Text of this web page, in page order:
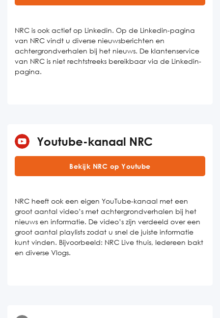
NRC is ook actief op Linkedin. Op de Linkedin-pagina
van NRC vindt u diverse nieuwsberichten en
achtergrondverhalen bij het nieuws. De klantenservice
van NRC is niet rechtstreeks bereikbaar via de Linkedin-
pagina.
Youtube-kanaal NRC
Bekijk NRC op Youtube
NRC heeft ook een eigen YouTube-kanaal met een
groot aantal video’s met achtergrondverhalen bij het
nieuws en informatie. De video’s zijn verdeeld over een
groot aantal playlists zodat u snel de juiste informatie
kunt vinden. Bijvoorbeeld: NRC Live thuis, Iedereen bakt
en diverse Vlogs.